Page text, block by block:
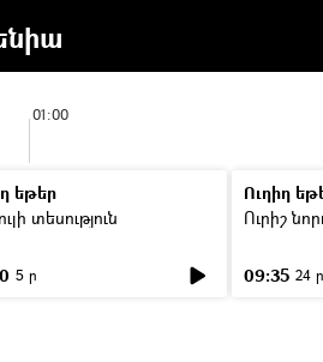
01:00
եթեր
տեսություն
5 ր
Ուղիղ
Ուրիշ
09:35 24 ր